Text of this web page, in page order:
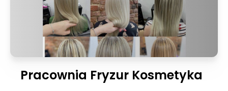
Pracownia Fryzur Kosmetyka